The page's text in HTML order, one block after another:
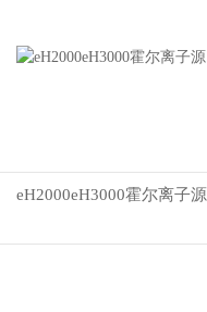
eH2000eH3000霍尔离子源